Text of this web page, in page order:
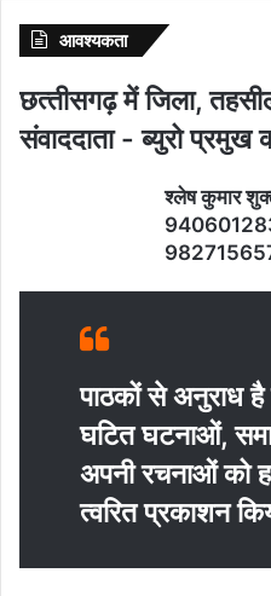
आवश्‍यकता
छत्‍तीसगढ़ में जिला,
संवाददाता - ब्‍युरो
श्‍लेष कुमार
पाठकों से अनुराध
घटित घटनाओं,
अपनी रचनाओं को
त्‍वरित प्रकाशन